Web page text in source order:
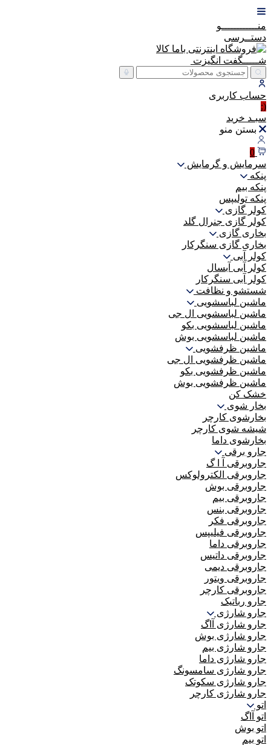
منــــــــــــو
دستــرسی
شـــــگفت انگیزت
حساب کاربری
(:
سبـد خرید
بستن منو
0
سرمایش و گرمایش
پنکه
پنکه بیم
پنکه تولیپس
کولر گازی
کولر گازی جنرال گلد
بخاری گازی
بخاری گازی سنگرکار
کولر آبی
کولر آبی آبسال
کولر آبی سنگرکار
شستشو و نظافت
ماشین لباسشویی
ماشین لباسشویی ال جی
ماشین لباسشویی بکو
ماشین لباسشویی بوش
ماشین ظرفشویی
ماشین ظرفشویی ال جی
ماشین ظرفشویی بکو
ماشین ظرفشویی بوش
خشک کن
بخار شوی
بخارشوی کارچر
شیشه شوی کارچر
بخارشوی داما
جارو برقی
جاروبرقی آ ا گ
جاروبرقی الکترولوکس
جاروبرقی بوش
جاروبرقی بیم
جاروبرقی بنس
جاروبرقی فکر
جاروبرقی فیلیپس
جاروبرقی داما
جاروبرقی داتیس
جاروبرقی دیمی
جاروبرقی ویتور
جاروبرقی کارچر
جارو رباتیک
جارو شارژی
جارو شارژی آاگ
جارو شارژی بوش
جارو شارژی بیم
جارو شارژی داما
جارو شارژی سامسونگ
جارو شارژی سکوتک
جارو شارژی کارچر
اتو
اتو آاگ
اتو بوش
اتو بیم